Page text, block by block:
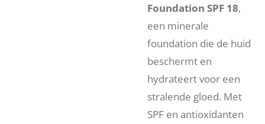
Foundation SPF 18,
een minerale
foundation die de huid
beschermt en
hydrateert voor een
stralende gloed. Met
SPF en antioxidanten